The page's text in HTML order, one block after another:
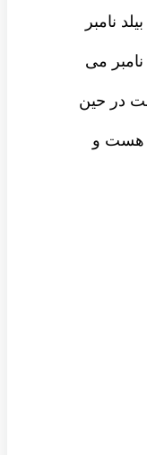
نامبر
نامبر می
در حین
هست و